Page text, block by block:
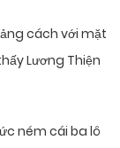
cách với mặt
Lương Thiện
ném cái ba lô